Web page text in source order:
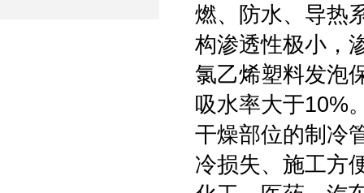
燃、防水、导热
构渗透性极小，
氯乙烯塑料发泡
吸水率大于10%
干燥部位的制冷
冷损失、施工方